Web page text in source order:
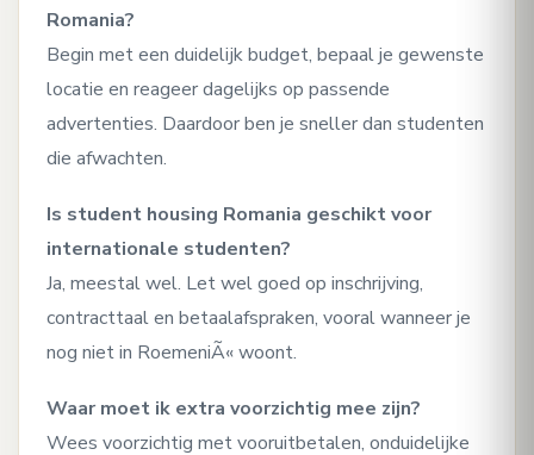
Romania?
Begin met een duidelijk budget, bepaal je gewenste
locatie en reageer dagelijks op passende
advertenties. Daardoor ben je sneller dan studenten
die afwachten.
Is student housing Romania geschikt voor
internationale studenten?
Ja, meestal wel. Let wel goed op inschrijving,
contracttaal en betaalafspraken, vooral wanneer je
nog niet in RoemeniÃ« woont.
Waar moet ik extra voorzichtig mee zijn?
Wees voorzichtig met vooruitbetalen, onduidelijke